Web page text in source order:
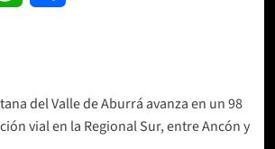
del Valle de Aburrá avanza en un 98
vial en la Regional Sur, entre Ancón y